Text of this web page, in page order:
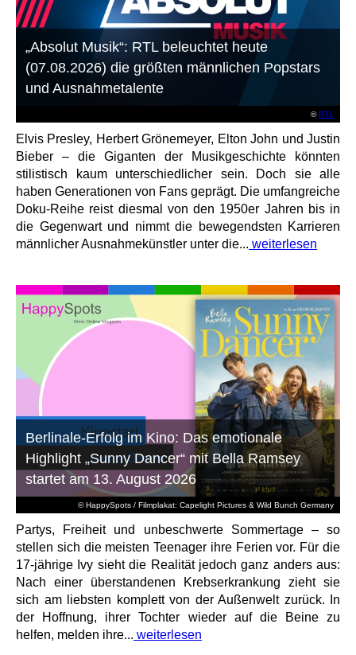
©RTL
„Absolut Musik“: RTL beleuchtet heute
(07.08.2026) die größten männlichen Popstars
und Ausnahmetalente
Elvis Presley, Herbert Grönemeyer, Elton John und Justin
Bieber – die Giganten der Musikgeschichte könnten
stilistisch kaum unterschiedlicher sein. Doch sie alle
haben Generationen von Fans geprägt. Die umfangreiche
Doku-Reihe reist diesmal von den 1950er Jahren bis in
die Gegenwart und nimmt die bewegendsten Karrieren
männlicher Ausnahmekünstler unter die... weiterlesen
© HappySpots / Filmplakat: Capelight Pictures & Wild Bunch Germany
Berlinale-Erfolg im Kino: Das emotionale
Highlight „Sunny Dancer“ mit Bella Ramsey
startet am 13. August 2026
Partys, Freiheit und unbeschwerte Sommertage – so
stellen sich die meisten Teenager ihre Ferien vor. Für die
17-jährige Ivy sieht die Realität jedoch ganz anders aus:
Nach einer überstandenen Krebserkrankung zieht sie
sich am liebsten komplett von der Außenwelt zurück. In
der Hoffnung, ihrer Tochter wieder auf die Beine zu
helfen, melden ihre... weiterlesen